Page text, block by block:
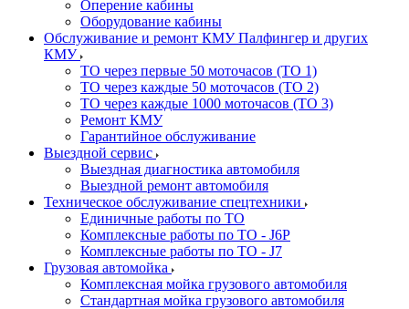
Оперение кабины
Оборудование кабины
Обслуживание и ремонт КМУ Палфингер и других
КМУ
ТО через первые 50 моточасов (ТО 1)
ТО через каждые 50 моточасов (ТО 2)
ТО через каждые 1000 моточасов (ТО 3)
Ремонт КМУ
Гарантийное обслуживание
Выездной сервис
Выездная диагностика автомобиля
Выездной ремонт автомобиля
Техническое обслуживание спецтехники
Единичные работы по ТО
Комплексные работы по ТО - J6P
Комплексные работы по ТО - J7
Грузовая автомойка
Комплексная мойка грузового автомобиля
Стандартная мойка грузового автомобиля